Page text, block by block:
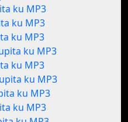
ku MP3
ku MP3
ku MP3
ku MP3
ku MP3
ku MP3
ku MP3
ku MP3